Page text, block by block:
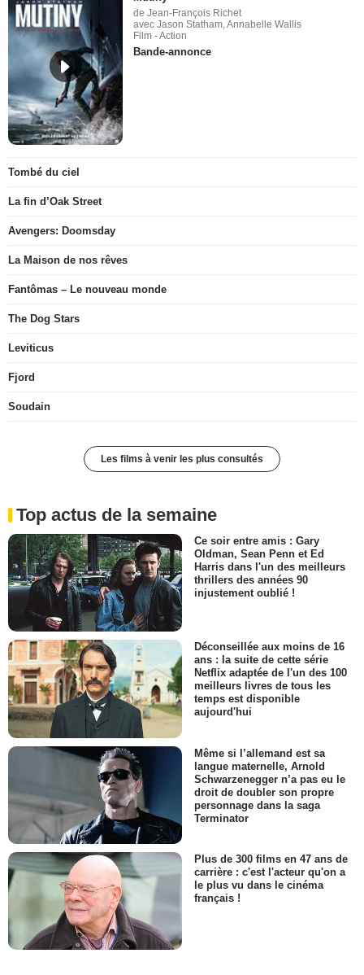
de Jean-François Richet
avec Jason Statham, Annabelle Wallis
Film - Action
Bande-annonce
Tombé du ciel
La fin d’Oak Street
Avengers: Doomsday
La Maison de nos rêves
Fantômas – Le nouveau monde
The Dog Stars
Leviticus
Fjord
Soudain
Les films à venir les plus consultés
Top actus de la semaine
Ce soir entre amis : Gary
Oldman, Sean Penn et Ed
Harris dans l'un des meilleurs
thrillers des années 90
injustement oublié !
Déconseillée aux moins de 16
ans : la suite de cette série
Netflix adaptée de l'un des 100
meilleurs livres de tous les
temps est disponible
aujourd'hui
Même si l’allemand est sa
langue maternelle, Arnold
Schwarzenegger n’a pas eu le
droit de doubler son propre
personnage dans la saga
Terminator
Plus de 300 films en 47 ans de
carrière : c'est l'acteur qu'on a
le plus vu dans le cinéma
français !